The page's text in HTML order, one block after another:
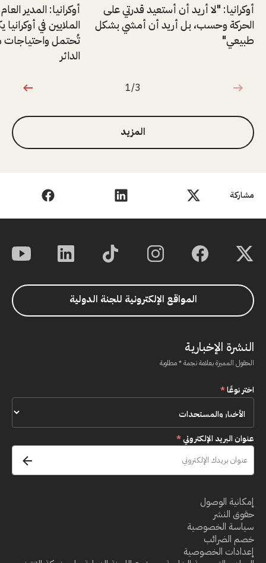
مشاركة
أوكرانيا: "لا أريد أن أستعيد قدرتي على
الحركة وحسب، بل أريد أن أمشي بشكل
طبيعي"
أوكرانيا: المدير
الملايين في
تُحتمل واحتياجات
الدائر
1 من 3
1/3
المزيد
المواقع الإلكترونية للجنة الدولية
النشرة الإخبارية
الحقول المميزة بعلامة نجمة * مطلوبة
اختر نوعًا*
عنوان البريد الإلكتروني*
إمكانية الوصول
حقوق النشر
سياسة الخصوصية
خصم الضرائب
إعدادات الخصوصية